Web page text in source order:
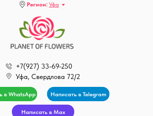
в WhatsApp Написать в Telegram
Написать в Max
+7(927) 33-69-250
Уфа, Свердлова 72/2
Регион: Уфа